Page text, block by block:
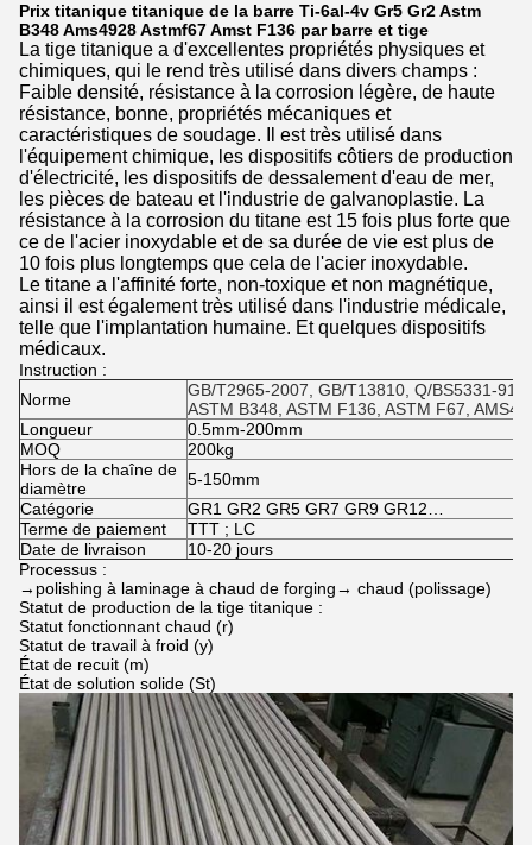
Prix titanique titanique de la barre Ti-6al-4v Gr5 Gr2 Astm
B348 Ams4928 Astmf67 Amst F136 par barre et tige
La tige titanique a d'excellentes propriétés physiques et
chimiques, qui le rend très utilisé dans divers champs :
Faible densité, résistance à la corrosion légère, de haute
résistance, bonne, propriétés mécaniques et
caractéristiques de soudage. Il est très utilisé dans
l'équipement chimique, les dispositifs côtiers de production
d'électricité, les dispositifs de dessalement d'eau de mer,
les pièces de bateau et l'industrie de galvanoplastie. La
résistance à la corrosion du titane est 15 fois plus forte que
ce de l'acier inoxydable et de sa durée de vie est plus de
10 fois plus longtemps que cela de l'acier inoxydable.
Le titane a l'affinité forte, non-toxique et non magnétique,
ainsi il est également très utilisé dans l'industrie médicale,
telle que l'implantation humaine. Et quelques dispositifs
médicaux.
Instruction :
Norme
GB/T2965-2007, GB/T13810, Q/BS5331-91 ;
ASTM B348, ASTM F136, ASTM F67,
Longueur
0.5mm-200mm
MOQ
200kg
Hors de la chaîne de
diamètre
5-150mm
Catégorie
GR1 GR2 GR5 GR7 GR9 GR12…
Terme de paiement
TTT ; LC
Date de livraison
10-20 jours
Processus :
→polishing à laminage à chaud de forging→ chaud (polissage)
Statut de production de la tige titanique :
Statut fonctionnant chaud (r)
Statut de travail à froid (y)
État de recuit (m)
État de solution solide (St)